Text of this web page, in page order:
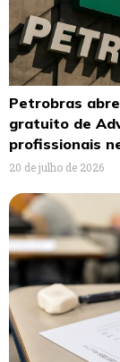
Petrobras
gratuito de
profissionais
20 de julho de 2026